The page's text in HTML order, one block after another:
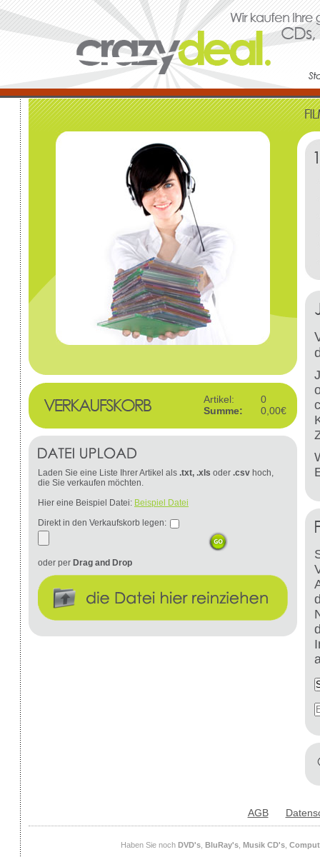
Artikel:
0
Summe:
0,00€
Laden Sie eine Liste Ihrer Artikel als .txt, .xls oder .csv hoch,
die Sie verkaufen möchten.
Hier eine Beispiel Datei: Beispiel Datei
Direkt in den Verkaufskorb legen:
oder per Drag and Drop
AGB
Haben Sie noch DVD's, BluRay's, Musik CD's,